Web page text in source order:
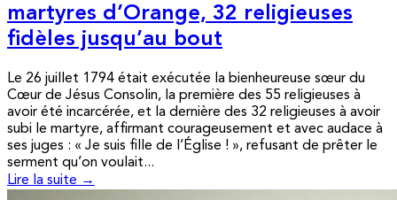
martyres d’Orange, 32 religieuses
fidèles jusqu’au bout
Le 26 juillet 1794 était exécutée la bienheureuse sœur du
Cœur de Jésus Consolin, la première des 55 religieuses à
avoir été incarcérée, et la dernière des 32 religieuses à avoir
subi le martyre, affirmant courageusement et avec audace à
ses juges : « Je suis fille de l’Église ! », refusant de prêter le
serment qu’on voulait...
Lire la suite →